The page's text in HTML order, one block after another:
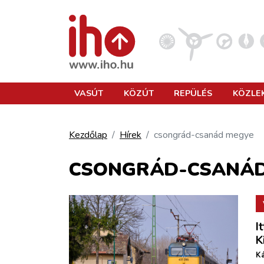
REPÜLÉS
KÖZLEKEDÉSFEJLESZTÉS
ELLÁTÁSI LÁNC
VASÚT KÖZÚT REPÜLÉS
Kezdőlap Hírek csongrád-csanád megye
CSONGRÁD-